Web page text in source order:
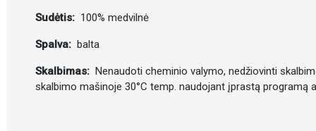
Sudėtis: 100% medvilnė
Spalva: balta
Skalbimas: Nenaudoti cheminio valymo, nedžiovinti
skalbimo mašinoje 30°C temp. naudojant įprastą programą